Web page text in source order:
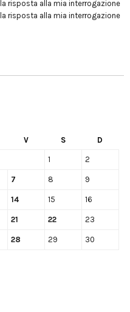
risposta alla mia interrogazione
risposta alla mia interrogazione
V S D
1 2
7 8 9
14 15 16
21 22 23
28 29 30